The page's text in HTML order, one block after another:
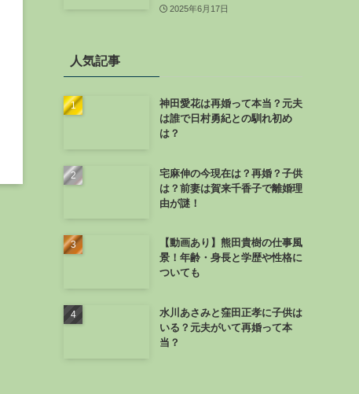
2025年6月17日
人気記事
神田愛花は再婚って本当？元夫
は誰で日村勇紀との馴れ初め
は？
宅麻伸の今現在は？再婚？子供
は？前妻は賀来千香子で離婚理
由が謎！
【動画あり】熊田貴樹の仕事風
景！年齢・身長と学歴や性格に
ついても
水川あさみと窪田正孝に子供は
いる？元夫がいて再婚って本
当？